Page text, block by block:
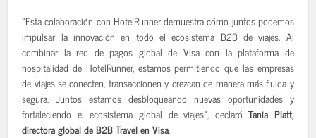
«Esta colaboración con HotelRunner demuestra cómo juntos podemos
impulsar la innovación en todo el ecosistema B2B de viajes. Al
combinar la red de pagos global de Visa con la plataforma de
hospitalidad de HotelRunner, estamos permitiendo que las empresas
de viajes se conecten, transaccionen y crezcan de manera más fluida y
segura. Juntos estamos desbloqueando nuevas oportunidades y
fortaleciendo el ecosistema global de viajes», declaróTania Platt,
directora global de B2B Travel en Visa.